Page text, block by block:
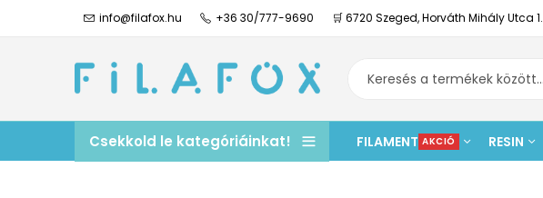
info@filafox.hu +36 30/777-9690 🛒 6720 Szeged, Horváth Mihály Utca 1.
Csekkold le kategóriáinkat! FILAMENT AKCIÓ RESIN